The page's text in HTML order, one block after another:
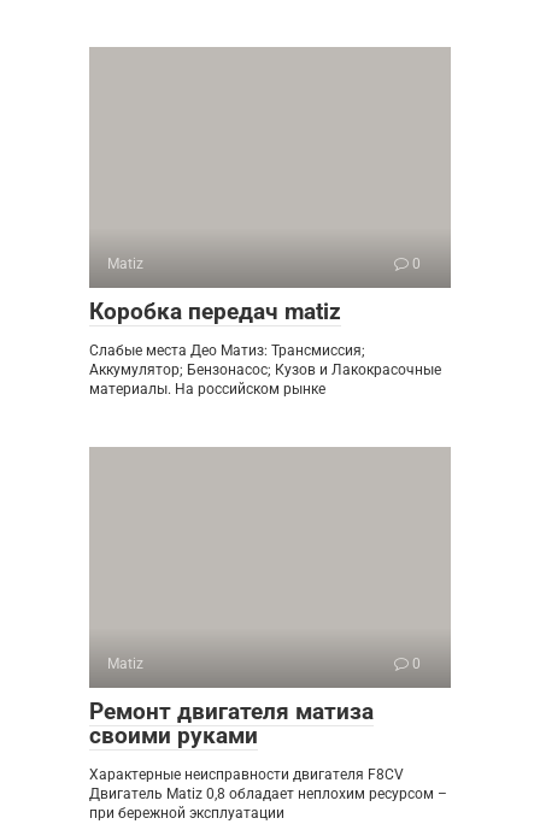
Matiz 0
Коробка передач matiz
Слабые места Део Матиз: Трансмиссия;
Аккумулятор; Бензонасос; Кузов и Лакокрасочные
материалы. На российском рынке
Matiz 0
Ремонт двигателя матиза
своими руками
Характерные неисправности двигателя F8CV
Двигатель Matiz 0,8 обладает неплохим ресурсом –
при бережной эксплуатации